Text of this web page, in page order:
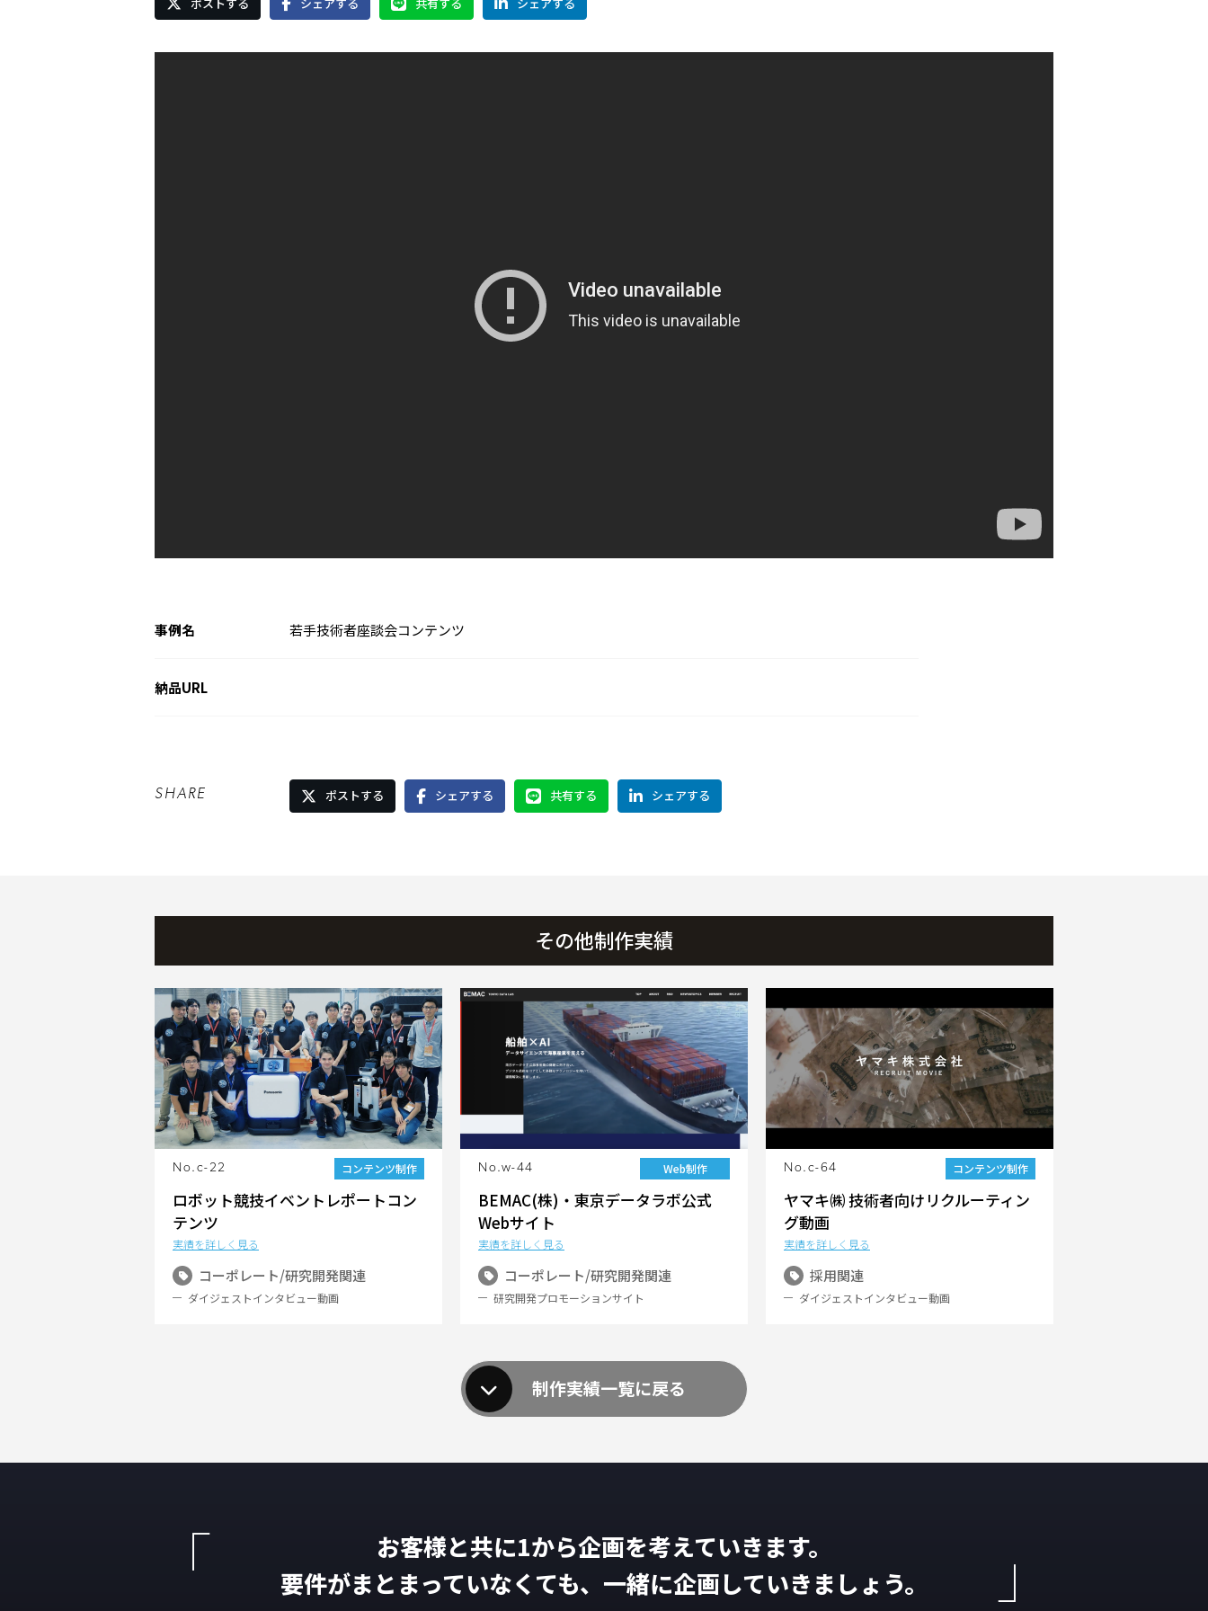
事例名
若手技術者座談会コンテンツ
納品URL
SHARE ポストする シェアする 共有する シェアする
その他制作実績
No.c-22 コンテンツ制作
ロボット競技イベントレポートコン
テンツ
実績を詳しく見る
コーポレート/研究開発関連
ダイジェストインタビュー動画
No.w-44 Web制作
BEMAC(株)・東京データラボ公式
Webサイト
実績を詳しく見る
コーポレート/研究開発関連
研究開発プロモーションサイト
No.c-64 コンテンツ制作
ヤマキ㈱ 技術者向けリクルーティン
グ動画
実績を詳しく見る
採用関連
ダイジェストインタビュー動画
制作実績一覧に戻る
お客様と共に1から企画を考えていきます。
要件がまとまっていなくても、 一緒に企画していきましょう。